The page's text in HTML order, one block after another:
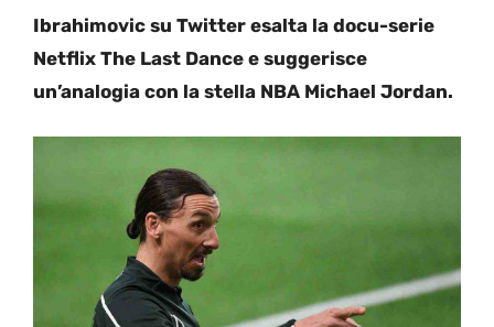
Ibrahimovic su Twitter esalta la docu-serie
Netflix The Last Dance e suggerisce
un’analogia con la stella NBA Michael Jordan.